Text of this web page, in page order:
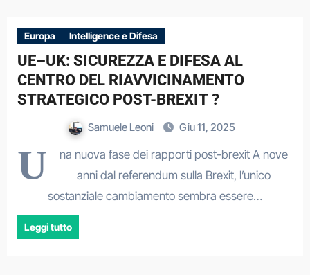
Europa Intelligence e Difesa
UE–UK: SICUREZZA E DIFESA AL
CENTRO DEL RIAVVICINAMENTO
STRATEGICO POST-BREXIT ?
Samuele Leoni Giu 11, 2025
U
na nuova fase dei rapporti post-brexit A nove
anni dal referendum sulla Brexit, l’unico
sostanziale cambiamento sembra essere…
Leggi tutto